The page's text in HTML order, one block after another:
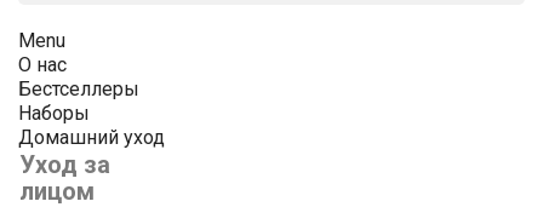
Menu
О нас
Бестселлеры
Наборы
Домашний уход
Уход за
лицом